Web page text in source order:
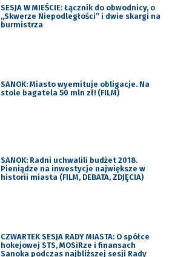
SESJA W MIEŚCIE: Łącznik do obwodnicy, o
„Skwerze Niepodległości” i dwie skargi na
burmistrza
SANOK: Miasto wyemituje obligacje. Na
stole bagatela 50 mln zł! (FILM)
SANOK: Radni uchwalili budżet 2018.
Pieniądze na inwestycje największe w
historii miasta (FILM, DEBATA, ZDJĘCIA)
CZWARTEK SESJA RADY MIASTA: O spółce
hokejowej STS, MOSiRze i finansach
Sanoka podczas najbliższej sesji Rady